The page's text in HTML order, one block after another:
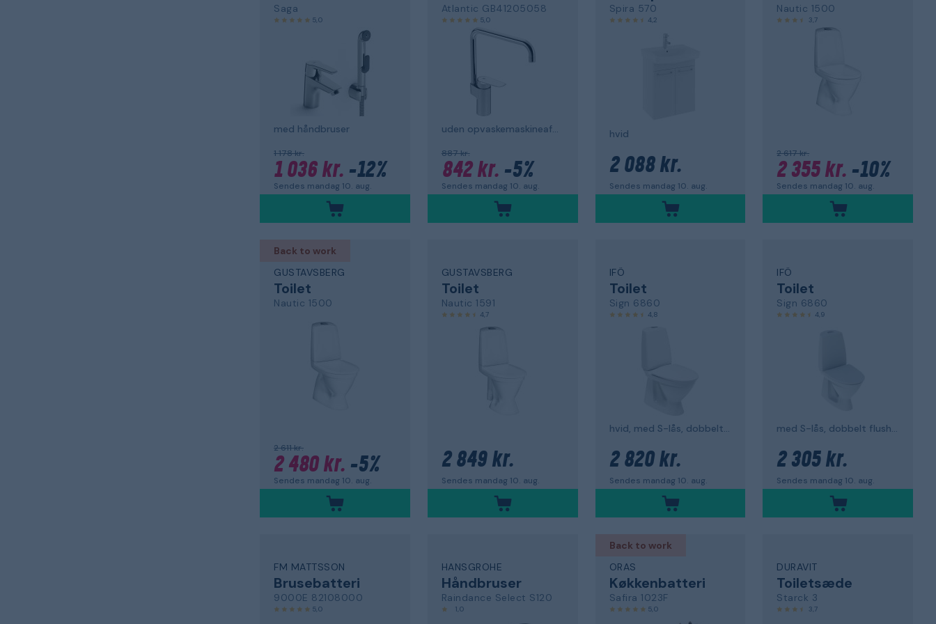
Saga
5,0
med håndbruser
1 178 kr.
1 036 kr. -12%
Sendes mandag 10. aug.
Atlantic GB41205058
5,0
uden opvaskemaskineafbryderventil.
887 kr.
842 kr.-5%
Sendes mandag 10. aug.
Spira 570
4,2
hvid
2 088 kr.
Sendes mandag 10. aug.
Nautic 1500
3,7
2 617 kr.
2 355 kr. -10%
Sendes mandag 10. aug.
Back to work
GUSTAVSBERG
Toilet
Nautic 1500
2 611 kr.
2 480 kr. -5%
Sendes mandag 10. aug.
GUSTAVSBERG
Toilet
Nautic 1591
4,7
2 849 kr.
Sendes mandag 10. aug.
IFÖ
Toilet
Sign 6860
4,8
hvid, med S-lås, dobbelt flush
2 820 kr.
Sendes mandag 10. aug.
IFÖ
Toilet
Sign 6860
4,9
med S-lås, dobbelt flush, til limning
2 305 kr.
Sendes mandag 10. aug.
FM MATTSSON
Brusebatteri
9000E 82108000
5,0
HANSGROHE
Håndbruser
Raindance Select S120
1,0
Back to work
ORAS
Køkkenbatteri
Safira 1023F
5,0
DURAVIT
Toiletsæde
Starck 3
3,7